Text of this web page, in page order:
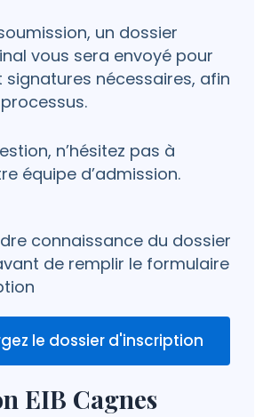
un dossier
vous sera envoyé pour
nécessaires, afin
n’hésitez pas à
équipe d’admission.
connaissance du dossier
de remplir le formulaire
le dossier d'inscription
EIB Cagnes